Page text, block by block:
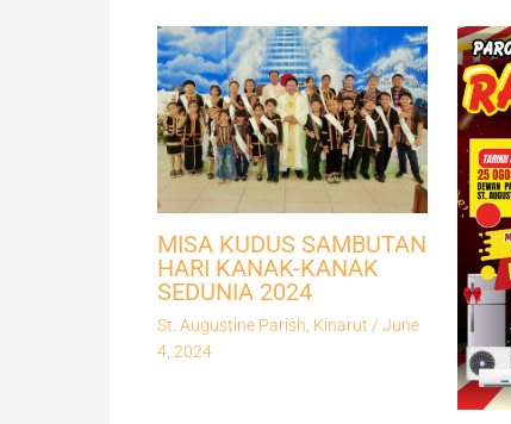
MISA KUDUS SAMBUTAN
HARI KANAK-KANAK
SEDUNIA 2024
St. Augustine Parish, Kinarut / June
4, 2024